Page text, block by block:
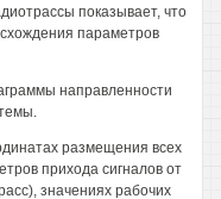
показывает, что
параметров
направленности
размещения всех
прихода сигналов от
значениях рабочих